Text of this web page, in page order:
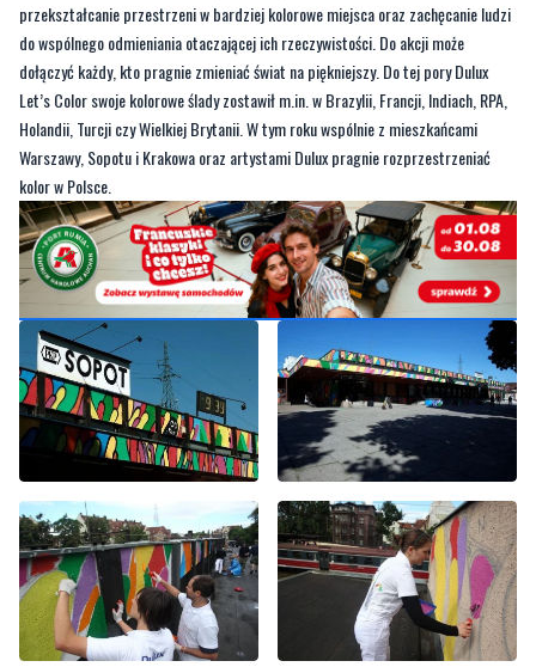
przekształcanie przestrzeni w bardziej kolorowe miejsca oraz zachęcanie ludzi
do wspólnego odmieniania otaczającej ich rzeczywistości. Do akcji może
dołączyć każdy, kto pragnie zmieniać świat na piękniejszy. Do tej pory Dulux
Let’s Color swoje kolorowe ślady zostawił m.in. w Brazylii, Francji, Indiach, RPA,
Holandii, Turcji czy Wielkiej Brytanii. W tym roku wspólnie z mieszkańcami
Warszawy, Sopotu i Krakowa oraz artystami Dulux pragnie rozprzestrzeniać
kolor w Polsce.